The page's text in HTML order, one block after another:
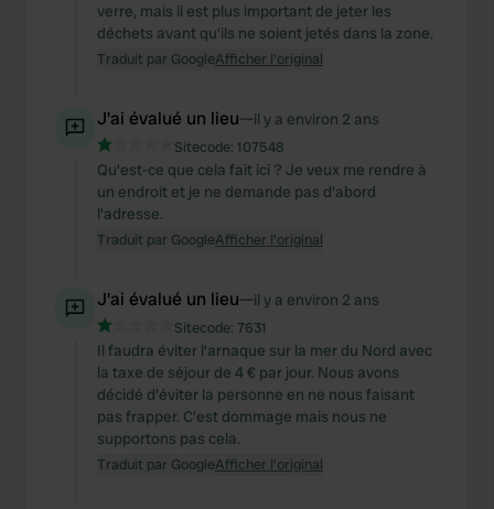
verre, mais il est plus important de jeter les
déchets avant qu'ils ne soient jetés dans la zone.
Traduit par GoogleAfficher l'original
J'ai évalué un lieu—il y a environ 2 ans
Sitecode: 107548
Qu'est-ce que cela fait ici ? Je veux me rendre à
un endroit et je ne demande pas d'abord
l'adresse.
Traduit par GoogleAfficher l'original
J'ai évalué un lieu—il y a environ 2 ans
Sitecode: 7631
Il faudra éviter l'arnaque sur la mer du Nord avec
la taxe de séjour de 4 € par jour. Nous avons
décidé d'éviter la personne en ne nous faisant
pas frapper. C'est dommage mais nous ne
supportons pas cela.
Traduit par GoogleAfficher l'original